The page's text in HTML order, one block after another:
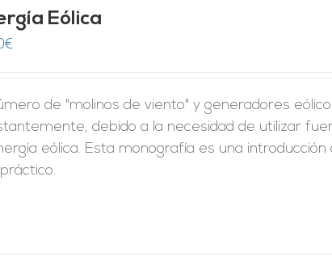
Eólica
€
de "molinos de viento" y generadores
debido a la necesidad de utilizar
eólica. Esta monografía es una